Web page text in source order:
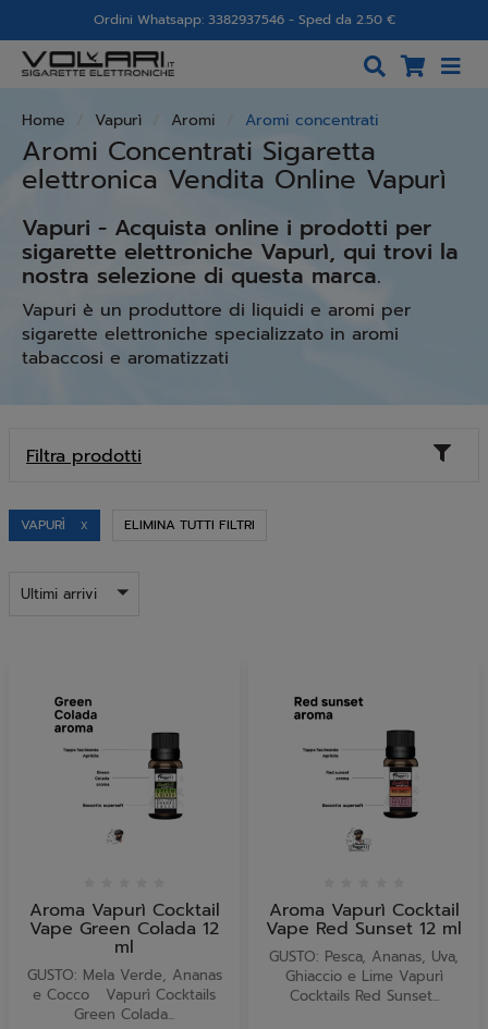
Ordini Whatsapp: 3382937546 - Sped da 2.50 €
Home Vapurì Aromi Aromi concentrati
Aromi Concentrati Sigaretta
elettronica Vendita Online Vapurì
Vapuri - Acquista online i prodotti per
sigarette elettroniche Vapurì, qui trovi la
nostra selezione di questa marca.
Vapuri è un produttore di liquidi e aromi per
sigarette elettroniche specializzato in aromi
tabaccosi e aromatizzati
Filtra prodotti
VAPURÌ X ELIMINA TUTTI FILTRI
Ultimi arrivi
Aroma Vapurì Cocktail
Vape Green Colada 12
ml
GUSTO: Mela Verde, Ananas
e Cocco Vapurì Cocktails
Green Colada...
Aroma Vapurì Cocktail
Vape Red Sunset 12 ml
GUSTO: Pesca, Ananas, Uva,
Ghiaccio e Lime Vapurì
Cocktails Red Sunset...